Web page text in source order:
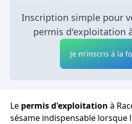
Inscription simple pour
permis d'exploitation
Je m'inscris à la
Le permis d'exploitation à
sésame indispensable